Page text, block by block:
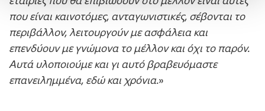
που είναι καινοτόμες, ανταγωνιστικές, σέβονται το
περιβάλλον, λειτουργούν με ασφάλεια και
επενδύουν με γνώμονα το μέλλον και όχι το παρόν.
Αυτά υλοποιούμε και γι αυτό βραβευόμαστε
επανειλημμένα, εδώ και χρόνια.»